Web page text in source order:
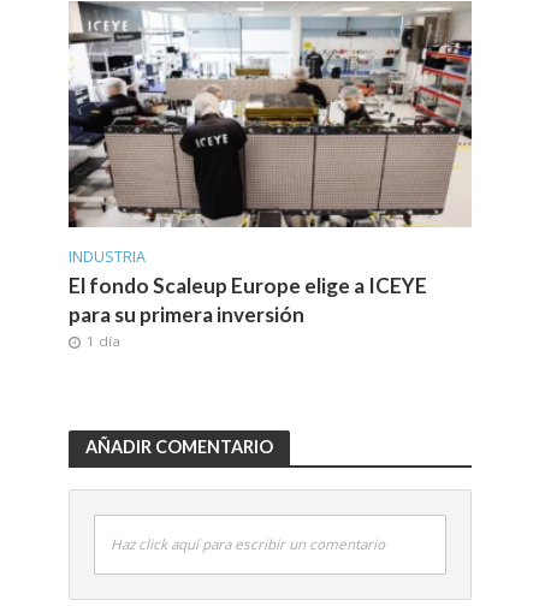
INDUSTRIA
El fondo Scaleup Europe elige a ICEYE
para su primera inversión
1 día
AÑADIR COMENTARIO
Haz click aquí para escribir un comentario